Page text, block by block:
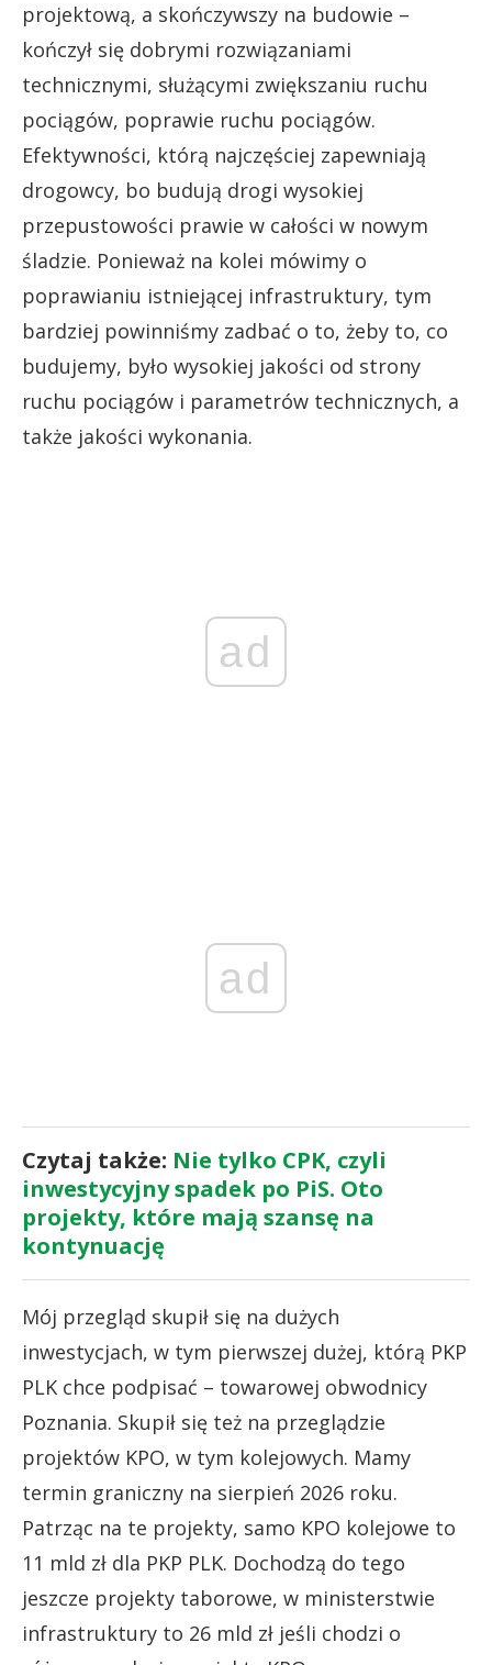
projektową, a skończywszy na budowie –
kończył się dobrymi rozwiązaniami
technicznymi, służącymi zwiększaniu ruchu
pociągów, poprawie ruchu pociągów.
Efektywności, którą najczęściej zapewniają
drogowcy, bo budują drogi wysokiej
przepustowości prawie w całości w nowym
śladzie. Ponieważ na kolei mówimy o
poprawianiu istniejącej infrastruktury, tym
bardziej powinniśmy zadbać o to, żeby to, co
budujemy, było wysokiej jakości od strony
ruchu pociągów i parametrów technicznych, a
także jakości wykonania.
ad
ad
Czytaj także: Nie tylko CPK, czyli
inwestycyjny spadek po PiS. Oto
projekty, które mają szansę na
kontynuację
Mój przegląd skupił się na dużych
inwestycjach, w tym pierwszej dużej, którą PKP
PLK chce podpisać – towarowej obwodnicy
Poznania. Skupił się też na przeglądzie
projektów KPO, w tym kolejowych. Mamy
termin graniczny na sierpień 2026 roku.
Patrząc na te projekty, samo KPO kolejowe to
11 mld zł dla PKP PLK. Dochodzą do tego
jeszcze projekty taborowe, w ministerstwie
infrastruktury to 26 mld zł jeśli chodzi o